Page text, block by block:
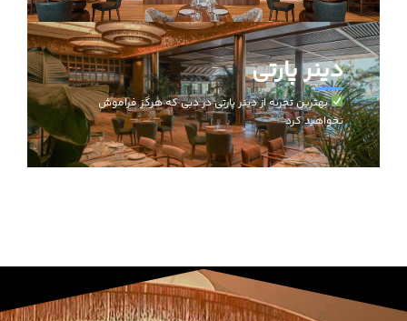
دینر پارتی
بهترین تجربه از دینر پارتی در دبی که هرگز فراموش
نخواهید کرد